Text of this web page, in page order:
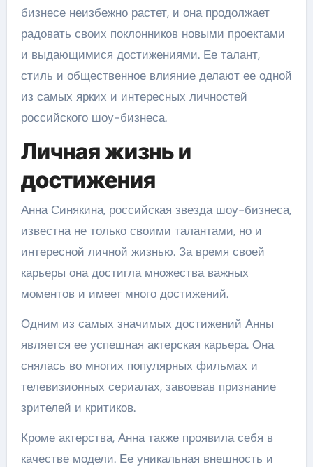
бизнесе неизбежно растет, и она продолжает
радовать своих поклонников новыми проектами
и выдающимися достижениями. Ее талант,
стиль и общественное влияние делают ее одной
из самых ярких и интересных личностей
российского шоу-бизнеса.
Личная жизнь и
достижения
Анна Синякина, российская звезда шоу-бизнеса,
известна не только своими талантами, но и
интересной личной жизнью. За время своей
карьеры она достигла множества важных
моментов и имеет много достижений.
Одним из самых значимых достижений Анны
является ее успешная актерская карьера. Она
снялась во многих популярных фильмах и
телевизионных сериалах, завоевав признание
зрителей и критиков.
Кроме актерства, Анна также проявила себя в
качестве модели. Ее уникальная внешность и